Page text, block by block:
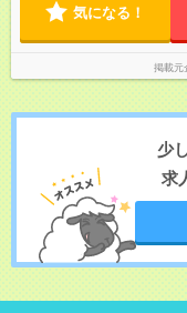
気になる！
掲載元
少
求